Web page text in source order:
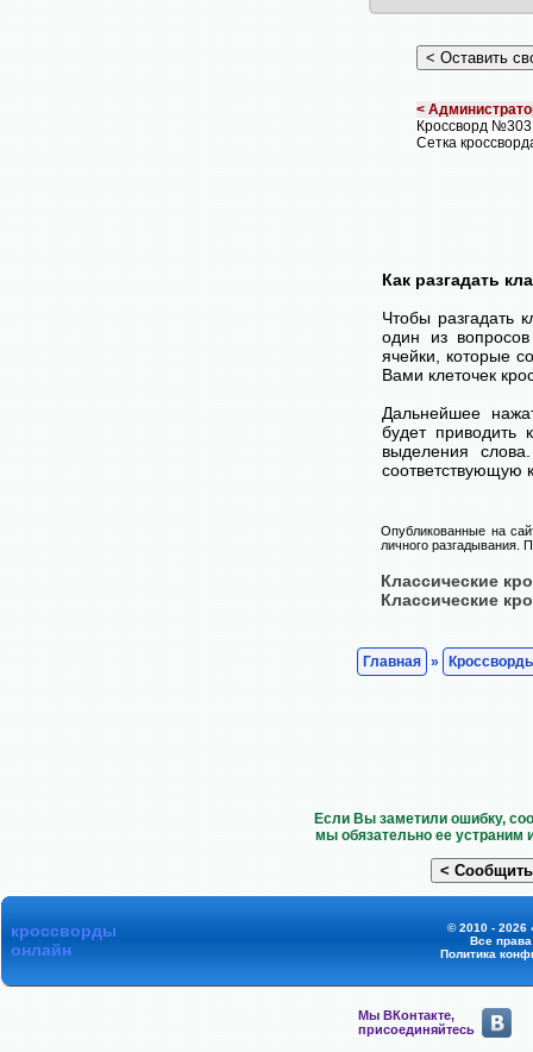
<
Кроссворд
Сетка
Как разгадать
Чтобы разгадать
один из
ячейки, которые
Вами клеточек
Дальнейшее
будет приводить
выделения
соответствующую
Опубликованные на
личного разгадывания.
Классические
Классические
Главная »
Если Вы заметили ошибку,
мы обязательно ее устраним
кроссворды
онлайн
© 2010 - 2026
Все
Политика
Мы ВКонтакте,
присоединяйтесь